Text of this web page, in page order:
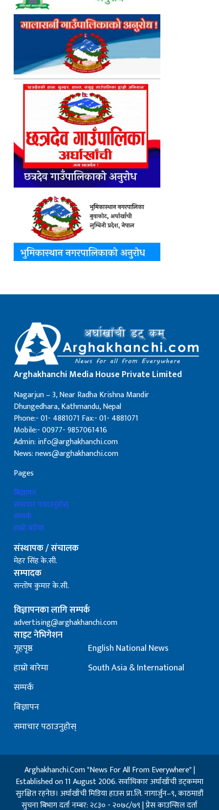
Arghakhanchi Media House Private Limited
Nagarjun – 3, Near Radha Krishna Mandir
Dhungedhara, Kathmandu, Nepal
Phone:- 01- 4881071 Fax:- 01- 4881071
Mobile:- 00977- 9857061416
Admin: info@arghakhanchi.com
News: news@arghakhanchi.com
Pages
बिज्ञापन
समाचार पठाउनुहोस्
सम्पर्क
हाम्रो बारेमा
संस्थापक / संचालक
मेहर सिंह के.सी.
सम्पादक
सन्तोष कुमार के.सी.
विज्ञापनका लागि सम्पर्क
advertising@arghakhanchi.com
साइट नेभिगेशन
गृहपृष्ठ
हाम्रो बारेमा
सम्पर्क
बिज्ञापन
समाचार पठाउनुहोस्
English National News
South Asia & International
Arghakhanchi.Com "News For All From Everywhere" |
Established on 11 August 2006. सर्वाधिकार अर्घाखाँची डट्कममा
सुरक्षित रहनेछ। अर्घाखाँची मिडिया हाउस प्रा.लि. नागार्जुन–९, काठमाडौं
सुचना बिभाग दर्ता नम्बर: २८३० - २०७८/७९ | प्रेस काउन्सिल दर्ता